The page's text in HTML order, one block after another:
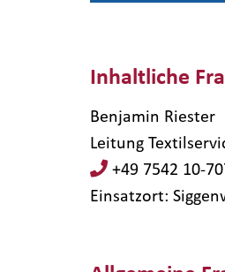
Inhaltliche
Benjamin Riester
Leitung
+49 7542 10-
Einsatzort: